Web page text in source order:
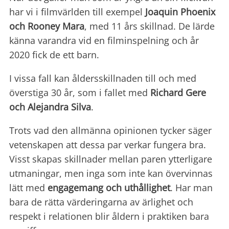
har vi i filmvärlden till exempel Joaquin Phoenix
och Rooney Mara, med 11 års skillnad. De lärde
känna varandra vid en filminspelning och år
2020 fick de ett barn.
I vissa fall kan åldersskillnaden till och med
överstiga 30 år, som i fallet med Richard Gere
och Alejandra Silva.
Trots vad den allmänna opinionen tycker säger
vetenskapen att dessa par verkar fungera bra.
Visst skapas skillnader mellan paren ytterligare
utmaningar, men inga som inte kan övervinnas
lätt med engagemang och uthållighet. Har man
bara de rätta värderingarna av ärlighet och
respekt i relationen blir åldern i praktiken bara